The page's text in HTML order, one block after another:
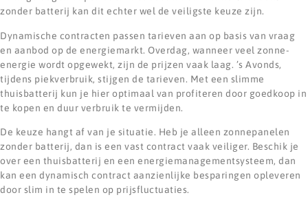
zonder batterij kan dit echter wel de veiligste keuze zijn.
Dynamische contracten passen tarieven aan op basis van vraag
en aanbod op de energiemarkt. Overdag, wanneer veel zonne-
energie wordt opgewekt, zijn de prijzen vaak laag. ’s Avonds,
tijdens piekverbruik, stijgen de tarieven. Met een slimme
thuisbatterij kun je hier optimaal van profiteren door goedkoop in
te kopen en duur verbruik te vermijden.
De keuze hangt af van je situatie. Heb je alleen zonnepanelen
zonder batterij, dan is een vast contract vaak veiliger. Beschik je
over een thuisbatterij en een energiemanagementsysteem, dan
kan een dynamisch contract aanzienlijke besparingen opleveren
door slim in te spelen op prijsfluctuaties.